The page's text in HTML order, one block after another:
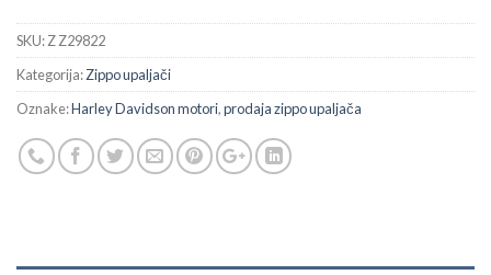
SKU:Z Z29822
Kategorija:Zippo upaljači
Oznake:Harley Davidson motori,prodaja zippo upaljača